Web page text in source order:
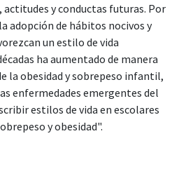
y conductas futuras. Por
adopción de hábitos nocivos y
un estilo de vida
ha aumentado de manera
la obesidad y sobrepeso infantil,
enfermedades emergentes del
estilos de vida en escolares
y obesidad".